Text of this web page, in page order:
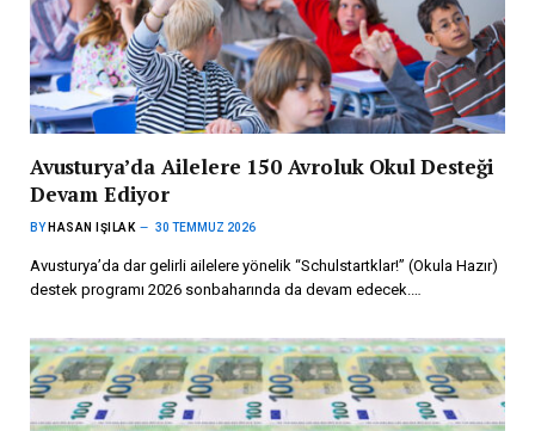
Avusturya’da Ailelere 150 Avroluk Okul Desteği
Devam Ediyor
BY HASAN IŞILAK 30 TEMMUZ 2026
Avusturya’da dar gelirli ailelere yönelik “Schulstartklar!” (Okula Hazır)
destek programı 2026 sonbaharında da devam edecek.…